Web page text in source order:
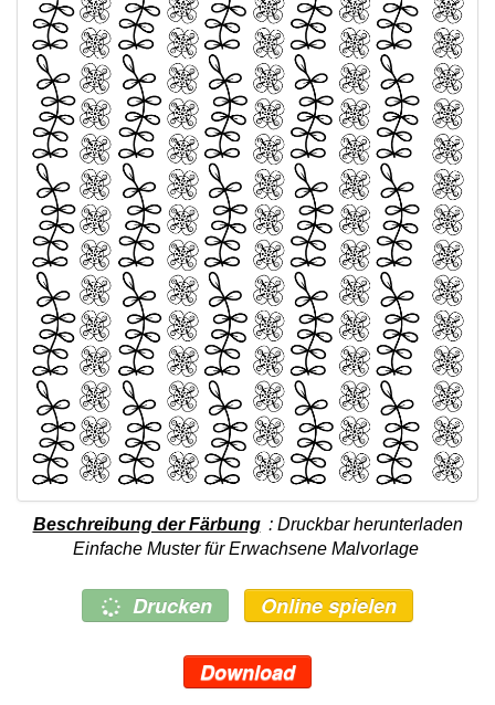
Beschreibung der Färbung : Druckbar herunterladen
Einfache Muster für Erwachsene Malvorlage
Drucken Online spielen
Download